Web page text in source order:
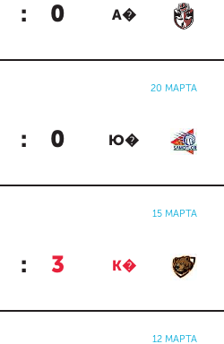
: 0 А�
20 МАРТА
: 0 Ю�
15 МАРТА
: 3 К�
12 МАРТА